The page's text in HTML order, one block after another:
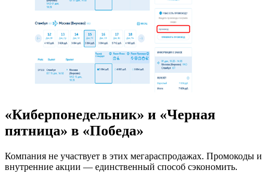
«Киберпонедельник» и «Черная
пятница» в «Победа»
Компания не участвует в этих мегараспродажах. Промокоды и
внутренние акции — единственный способ сэкономить.